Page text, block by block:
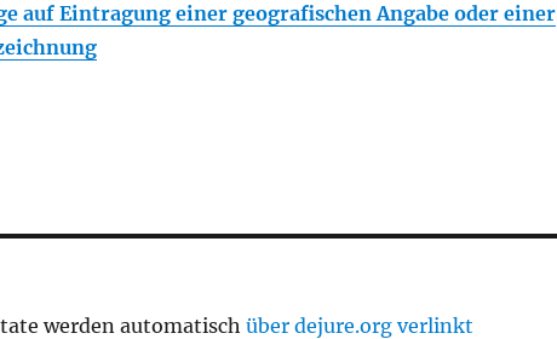
auf Eintragung einer geografischen Angabe oder einer
werden automatischüber dejure.org verlinkt